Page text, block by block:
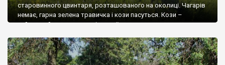
старовинного цвинтаря, розташованого на околиці. Чагарів
немає, гарна зелена травичка і кози пасуться. Кози –
найкращий регулятор шкідливої, для старих кладовищ,
бруньками, кози ті бруньки обгризають, бо то улюблений
делікатес. На цвинтарі у Голубечому ціла колекція
різноманітних форм хрестів. Село відносно невелике, […]